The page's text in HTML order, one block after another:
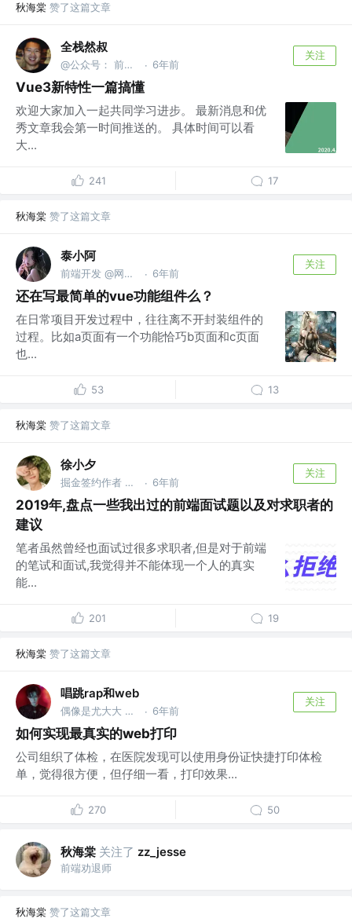
秋海棠 赞了这篇文章
全栈然叔
@公众号： 前端大班车 · 6年前
关注
Vue3新特性一篇搞懂
欢迎大家加入一起共同学习进步。 最新消息和优
秀文章我会第一时间推送的。 具体时间可以看
大...
241 17
秋海棠 赞了这篇文章
泰小阿
前端开发 @网易云音乐 · 6年前
关注
还在写最简单的vue功能组件么？
在日常项目开发过程中，往往离不开封装组件的
过程。比如a页面有一个功能恰巧b页面和c页面
也...
53 13
秋海棠 赞了这篇文章
徐小夕
掘金签约作者 @flowmix多模态 · 6年前
关注
2019年,盘点一些我出过的前端面试题以及对求职者的
建议
笔者虽然曾经也面试过很多求职者,但是对于前端
的笔试和面试,我觉得并不能体现一个人的真实
能...
201 19
秋海棠 赞了这篇文章
唱跳rap和web
偶像是尤大大 @DY · 6年前
关注
如何实现最真实的web打印
公司组织了体检，在医院发现可以使用身份证快捷打印体检
单，觉得很方便，但仔细一看，打印效果...
270 50
秋海棠 关注了 zz_jesse
前端劝退师
秋海棠 赞了这篇文章